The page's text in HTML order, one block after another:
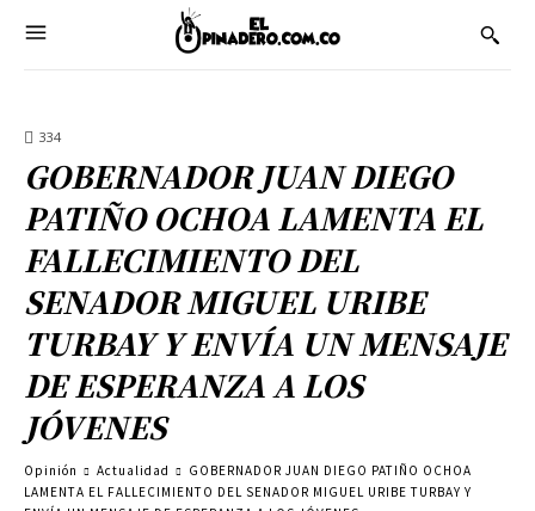
334
GOBERNADOR JUAN DIEGO
PATIÑO OCHOA LAMENTA EL
FALLECIMIENTO DEL
SENADOR MIGUEL URIBE
TURBAY Y ENVÍA UN MENSAJE
DE ESPERANZA A LOS
JÓVENES
Opinión Actualidad
GOBERNADOR JUAN DIEGO PATIÑO OCHOA
LAMENTA EL FALLECIMIENTO DEL SENADOR MIGUEL URIBE TURBAY Y